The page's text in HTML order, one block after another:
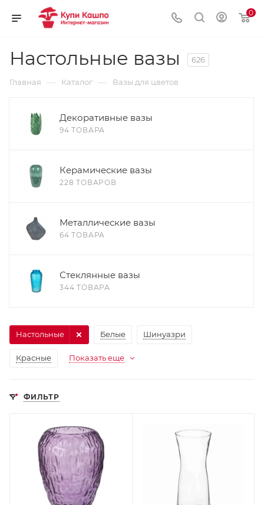
0
Настольные вазы 626
Главная — Каталог — Вазы для цветов
Декоративные вазы
94 ТОВАРА
Керамические вазы
228 ТОВАРОВ
Металлические вазы
64 ТОВАРА
Стеклянные вазы
344 ТОВАРА
Белые Шинуазри
Красные
Настольные
Показать еще
ФИЛЬТР